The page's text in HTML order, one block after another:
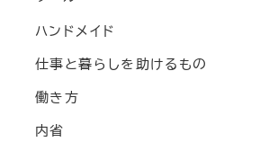
ハンドメイド
仕事と暮らしを助けるもの
働き方
内省